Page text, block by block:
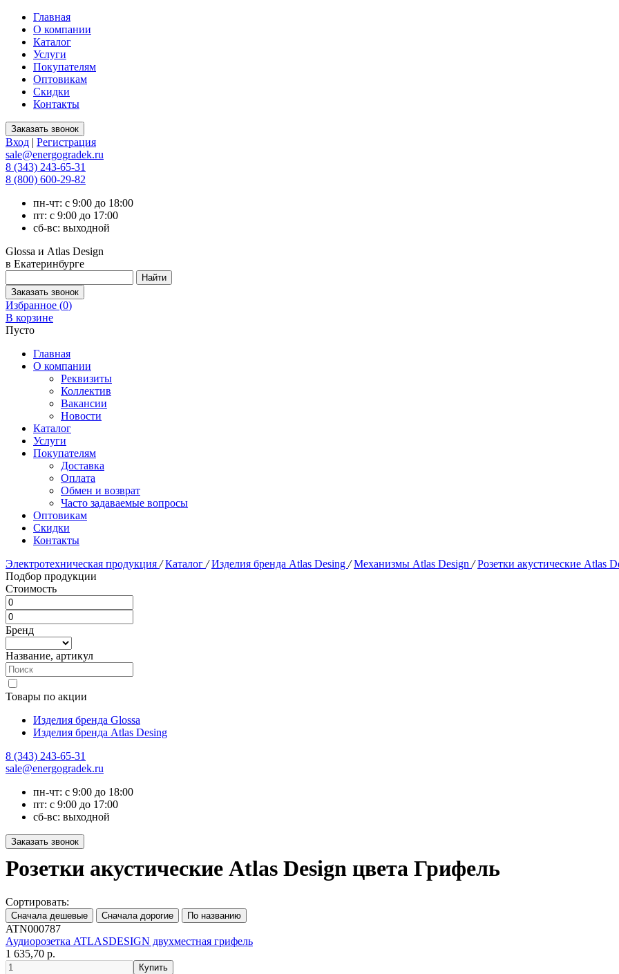
Главная
О компании
Каталог
Услуги
Покупателям
Оптовикам
Скидки
Контакты
Вход | Регистрация
sale@energogradek.ru
8 (343) 243-65-31
8 (800) 600-29-82
пн-чт: с 9:00 до 18:00
пт: с 9:00 до 17:00
сб-вс: выходной
Glossa и Atlas Design
в Екатеринбурге
Избранное (0)
В корзине
Пусто
Главная
О компании
Реквизиты
Коллектив
Вакансии
Новости
Каталог
Услуги
Покупателям
Доставка
Оплата
Обмен и возврат
Часто задаваемые вопросы
Оптовикам
Скидки
Контакты
Электротехническая продукция / Каталог / Изделия бренда Atlas Desing / Механизмы Atlas Design / Розетки акустические Atlas
Подбор продукции
Стоимость
Бренд
Название, артикул
Товары по акции
Изделия бренда Glossa
Изделия бренда Atlas Desing
8 (343) 243-65-31
sale@energogradek.ru
пн-чт: с 9:00 до 18:00
пт: с 9:00 до 17:00
сб-вс: выходной
Розетки акустические Atlas Design цвета Грифель
Сортировать:
ATN000787
Аудиорозетка ATLASDESIGN двухместная грифель
1 635,70 р.